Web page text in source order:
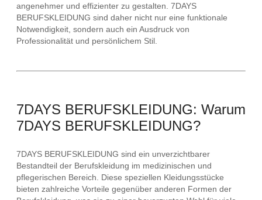
angenehmer und effizienter zu gestalten. 7DAYS
BERUFSKLEIDUNG sind daher nicht nur eine funktionale
Notwendigkeit, sondern auch ein Ausdruck von
Professionalität und persönlichem Stil.
7DAYS BERUFSKLEIDUNG: Warum
7DAYS BERUFSKLEIDUNG?
7DAYS BERUFSKLEIDUNG sind ein unverzichtbarer
Bestandteil der Berufskleidung im medizinischen und
pflegerischen Bereich. Diese speziellen Kleidungsstücke
bieten zahlreiche Vorteile gegenüber anderen Formen der